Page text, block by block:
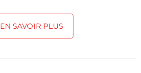
EN SAVOIR PLUS